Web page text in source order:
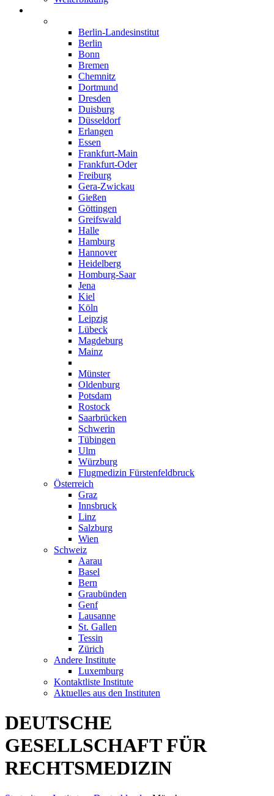
Berlin-Landesinstitut
Berlin
Bonn
Bremen
Chemnitz
Dortmund
Dresden
Duisburg
Düsseldorf
Erlangen
Essen
Frankfurt-Main
Frankfurt-Oder
Freiburg
Gera-Zwickau
Gießen
Göttingen
Greifswald
Halle
Hamburg
Hannover
Heidelberg
Homburg-Saar
Jena
Kiel
Köln
Leipzig
Lübeck
Magdeburg
Mainz
Münster
Oldenburg
Potsdam
Rostock
Saarbrücken
Schwerin
Tübingen
Ulm
Würzburg
Flugmedizin Fürstenfeldbruck
Österreich
Graz
Innsbruck
Linz
Salzburg
Wien
Schweiz
Aarau
Basel
Bern
Graubünden
Genf
Lausanne
St. Gallen
Tessin
Zürich
Andere Institute
Luxemburg
Kontaktliste Institute
Aktuelles aus den Instituten
DEUTSCHE
GESELLSCHAFT FÜR
RECHTSMEDIZIN